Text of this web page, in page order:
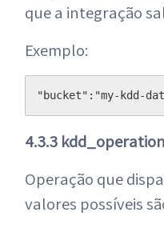
que a integração
Exemplo:
"bucket":"my-kdd-
4.3.3 kdd_operation
Operação que
valores possíveis